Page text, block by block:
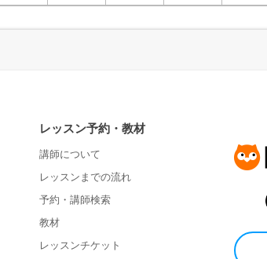
レッスン予約・教材
講師について
レッスンまでの流れ
予約・講師検索
教材
レッスンチケット